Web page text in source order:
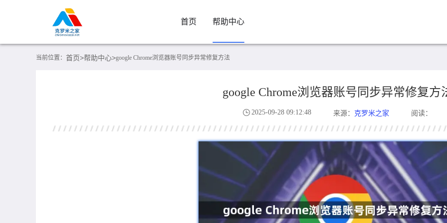
首页 帮助中心
当前位置： 首页>帮助中心>google Chrome浏览器账号同步异常修复方法
google Chrome浏览器账号同步异常修复方
2025-09-28 09:12:48 来源： 克罗米之家 阅读：